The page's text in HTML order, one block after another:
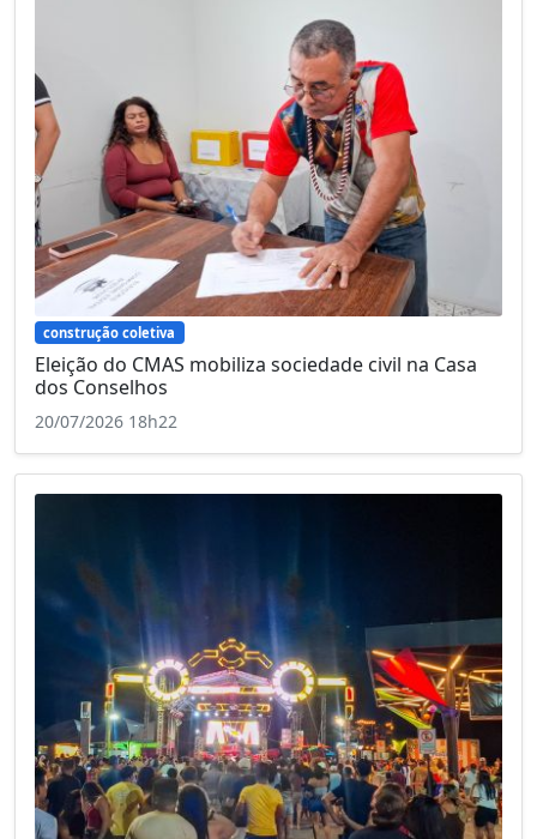
construção coletiva
Eleição do CMAS mobiliza sociedade civil na Casa
dos Conselhos
20/07/2026 18h22